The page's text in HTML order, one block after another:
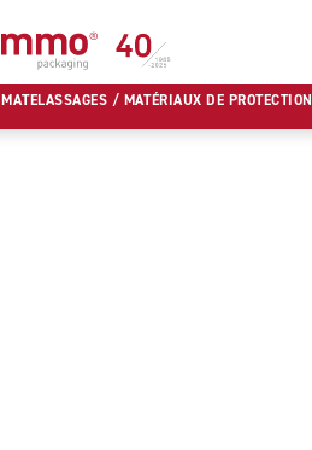
MATELASSAGES / MATÉRIAUX DE PROTECTION